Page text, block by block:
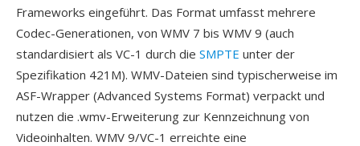
Frameworks eingeführt. Das Format umfasst mehrere
Codec-Generationen, von WMV 7 bis WMV 9 (auch
standardisiert als VC-1 durch die SMPTE unter der
Spezifikation 421M). WMV-Dateien sind typischerweise im
ASF-Wrapper (Advanced Systems Format) verpackt und
nutzen die .wmv-Erweiterung zur Kennzeichnung von
Videoinhalten. WMV 9/VC-1 erreichte eine